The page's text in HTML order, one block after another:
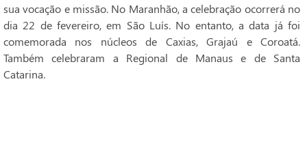
sua vocação e missão. No Maranhão, a celebração ocorrerá no
dia 22 de fevereiro, em São Luís. No entanto, a data já foi
comemorada nos núcleos de Caxias, Grajaú e Coroatá.
Também celebraram a Regional de Manaus e de Santa
Catarina.